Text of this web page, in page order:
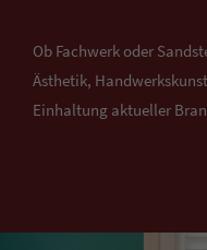
Ob Fachwerk oder
Ästhetik,
Einhaltung aktueller